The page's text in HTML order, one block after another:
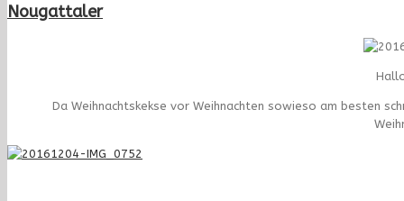
Nougattaler
Da Weihnachtskekse vor Weihnachten sowieso am besten